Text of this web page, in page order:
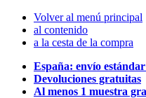
Volver al menú principal
al contenido
a la cesta de la compra
España: envío
Devoluciones gratuitas
Al menos 1 muestra